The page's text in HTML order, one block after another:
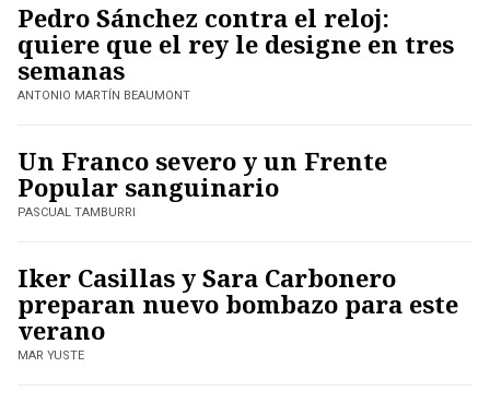
Pedro Sánchez contra el reloj:
quiere que el rey le designe en tres
semanas
ANTONIO MARTÍN BEAUMONT
Un Franco severo y un Frente
Popular sanguinario
PASCUAL TAMBURRI
Iker Casillas y Sara Carbonero
preparan nuevo bombazo para este
verano
MAR YUSTE